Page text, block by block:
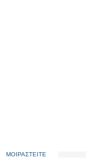
ΜΟΙΡΑΣΤΕΙΤΕ